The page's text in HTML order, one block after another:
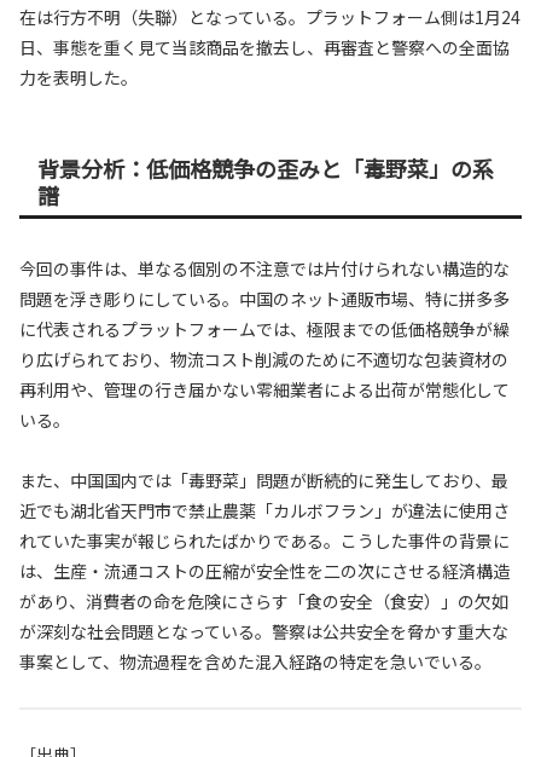
在は行方不明（失聯）となっている。プラットフォーム側は1月24
日、事態を重く見て当該商品を撤去し、再審査と警察への全面協
力を表明した。
背景分析：低価格競争の歪みと「毒野菜」の系
譜
今回の事件は、単なる個別の不注意では片付けられない構造的な
問題を浮き彫りにしている。中国のネット通販市場、特に拼多多
に代表されるプラットフォームでは、極限までの低価格競争が繰
り広げられており、物流コスト削減のために不適切な包装資材の
再利用や、管理の行き届かない零細業者による出荷が常態化して
いる。
また、中国国内では「毒野菜」問題が断続的に発生しており、最
近でも湖北省天門市で禁止農薬「カルボフラン」が違法に使用さ
れていた事実が報じられたばかりである。こうした事件の背景に
は、生産・流通コストの圧縮が安全性を二の次にさせる経済構造
があり、消費者の命を危険にさらす「食の安全（食安）」の欠如
が深刻な社会問題となっている。警察は公共安全を脅かす重大な
事案として、物流過程を含めた混入経路の特定を急いでいる。